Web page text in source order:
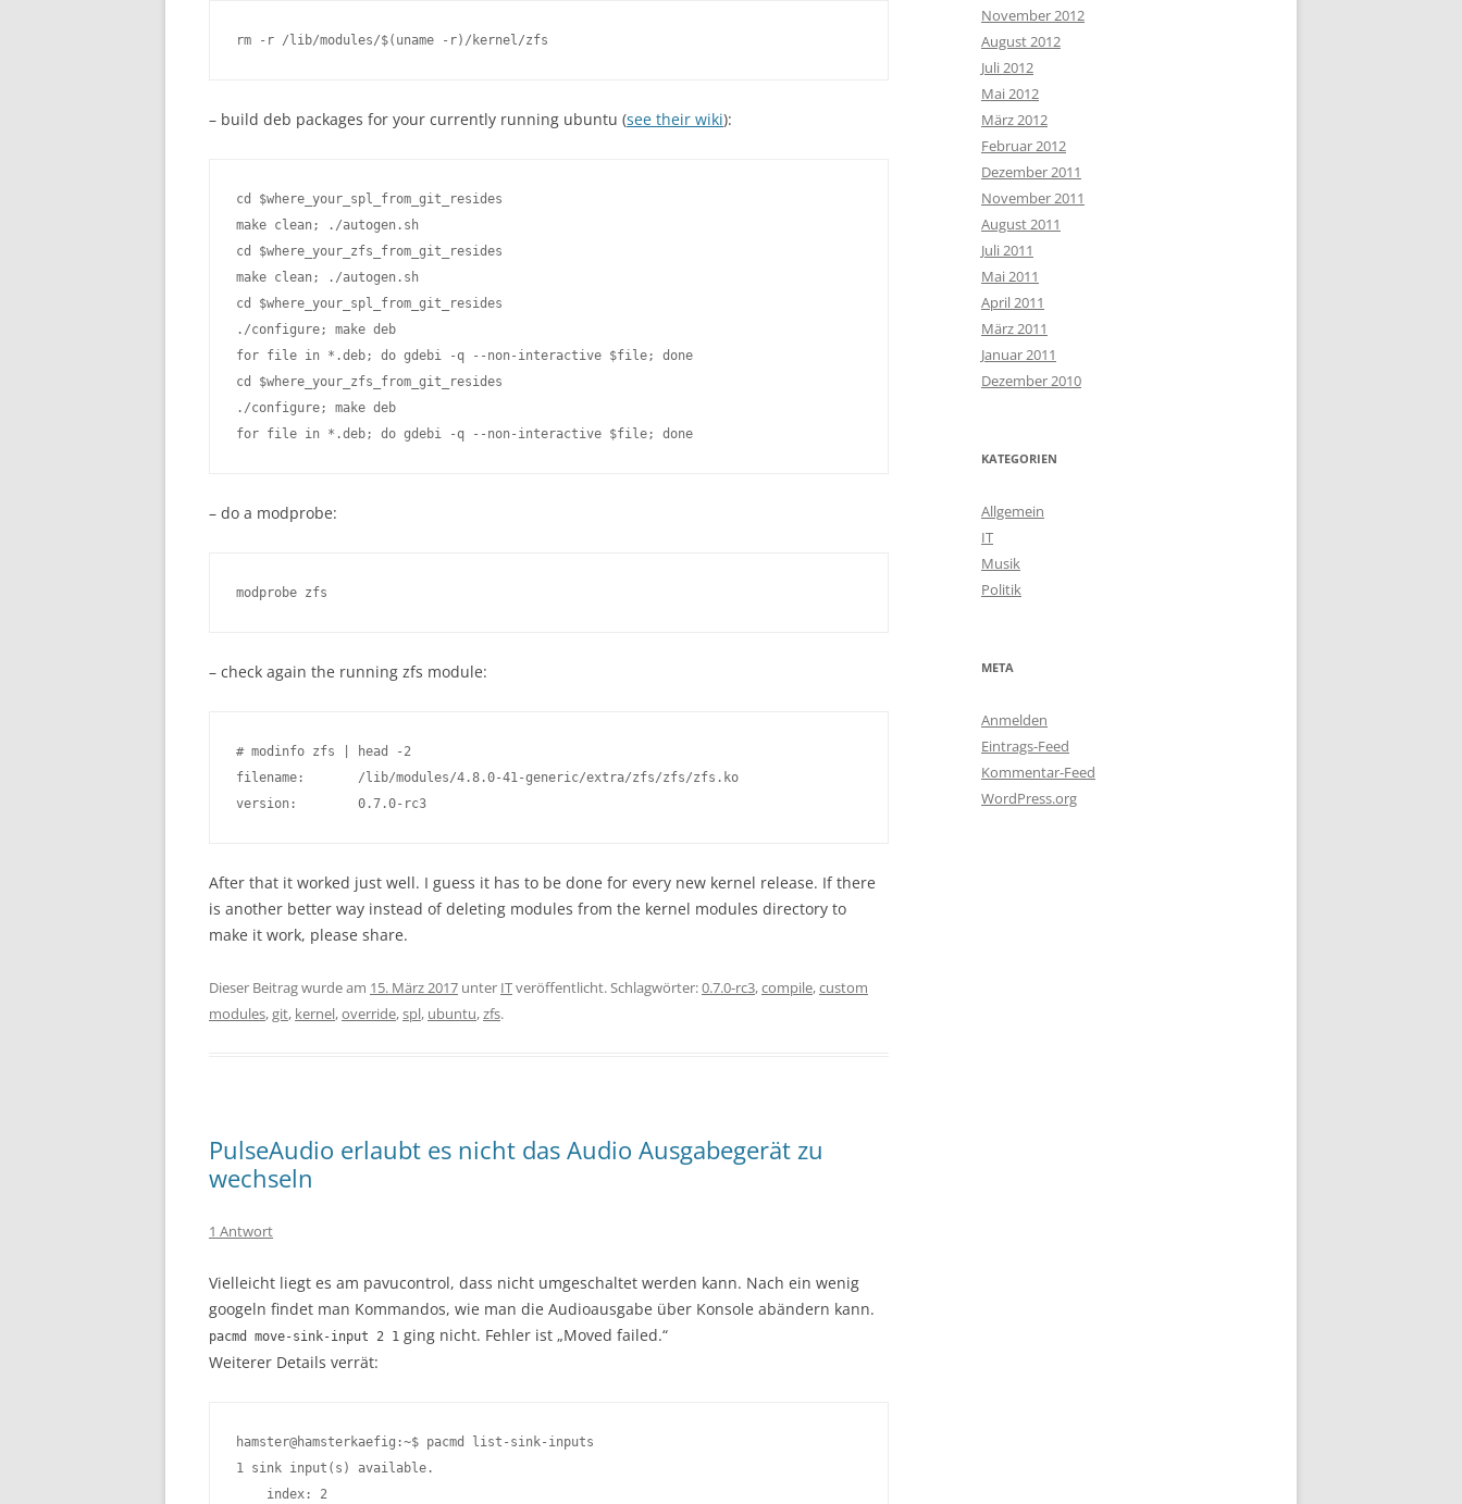
– build deb packages for your currently running ubuntu (see their wiki):
cd $where_your_spl_from_git_resides
make clean; ./autogen.sh
cd $where_your_zfs_from_git_resides
make clean; ./autogen.sh
cd $where_your_spl_from_git_resides
./configure; make deb
for file in *.deb; do gdebi -q --non-interactive $file; done
cd $where_your_zfs_from_git_resides
./configure; make deb
for file in *.deb; do gdebi -q --non-interactive $file; done
– do a modprobe:
– check again the running zfs module:
# modinfo zfs | head -2
filename:       /lib/modules/4.8.0-41-generic/extra/zfs/zfs/zfs.ko
version:        0.7.0-rc3
After that it worked just well. I guess it has to be done for every new kernel release. If there
is another better way instead of deleting modules from the kernel modules directory to
make it work, please share.
Dieser Beitrag wurde am 15. März 2017 unter ITveröffentlicht. Schlagwörter:0.7.0-rc3,compile,custom
modules,git, kernel,override,spl, ubuntu,zfs.
PulseAudio erlaubt es nicht das Audio Ausgabegerät zu
wechseln
1 Antwort
Vielleicht liegt es am pavucontrol, dass nicht umgeschaltet werden kann. Nach ein wenig
googeln findet man Kommandos, wie man die Audioausgabe über Konsole abändern kann.
pacmd move-sink-input 2 1 ging nicht. Fehler ist „Moved failed.“
Weiterer Details verrät:
hamster@hamsterkaefig:~$ pacmd list-sink-inputs
1 sink input(s) available.
index: 2
November 2012
August 2012
Juli 2012
Mai 2012
März 2012
Februar 2012
Dezember 2011
November 2011
August 2011
Juli 2011
Mai 2011
April 2011
März 2011
Januar 2011
Dezember 2010
KATEGORIEN
Allgemein
IT
Musik
Politik
META
Anmelden
Eintrags-Feed
Kommentar-Feed
WordPress.org